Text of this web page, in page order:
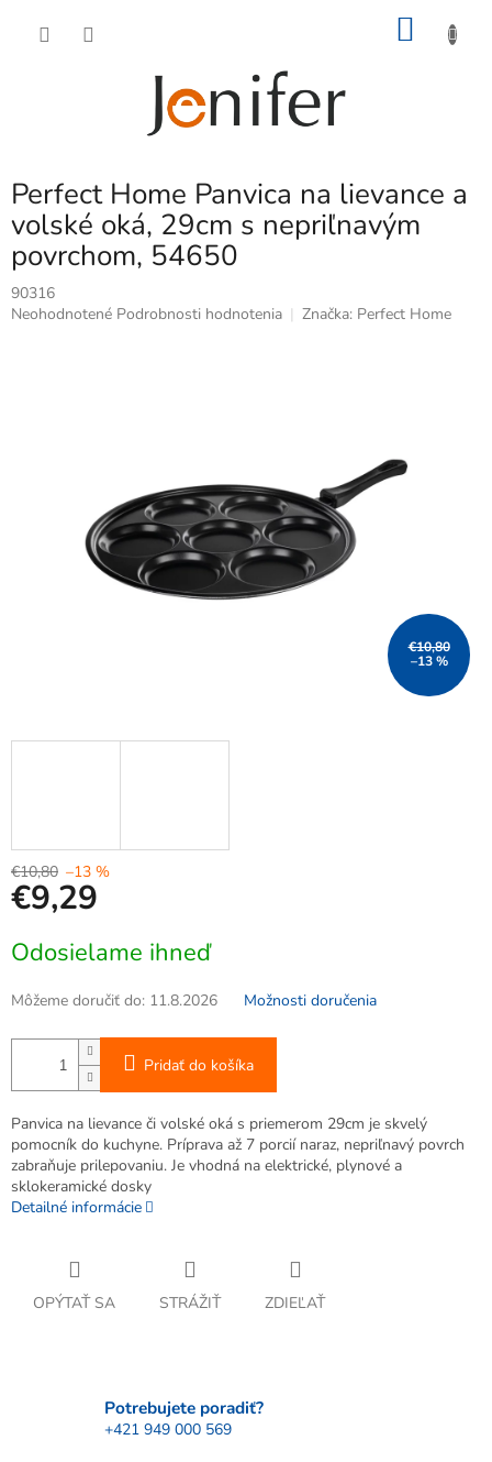
Perfect Home Panvica na lievance a
volské oká, 29cm s nepriľnavým
povrchom, 54650
90316
Priemerné
Neohodnotené Podrobnosti hodnotenia Značka: Perfect Home
€10,80
–13 %
€10,80 –13 %
€9,29
cena:
Odosielame ihneď
Môžeme doručiť do: 11.8.2026 Možnosti doručenia
Pridať do košíka
Panvica na lievance či volské oká s priemerom 29cm je skvelý
pomocník do kuchyne. Príprava až 7 porcií naraz, nepriľnavý povrch
zabraňuje prilepovaniu. Je vhodná na elektrické, plynové a
sklokeramické dosky
Detailné informácie
OPÝTAŤ SA STRÁŽIŤ ZDIEĽAŤ
Potrebujete poradiť?
+421 949 000 569